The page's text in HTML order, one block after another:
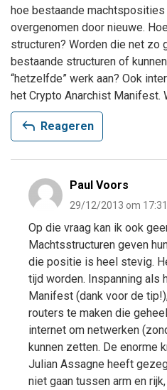
hoe bestaande
overgenomen door nieuwe.
structuren? Worden die net zo
bestaande structuren of
“hetzelfde” werk aan? Ook
het Crypto Anarchist Manifest.
reply Reageren
Paul Voors
29/12/2013 om 17:31
Op die vraag kan ik ook
Machtsstructuren geven
die positie is heel stevig.
tijd worden. Inspanning als
Manifest (dank voor de
routers te maken die
internet om netwerken
kunnen zetten. De enorme
Julian Assagne heeft
niet gaan tussen arm en